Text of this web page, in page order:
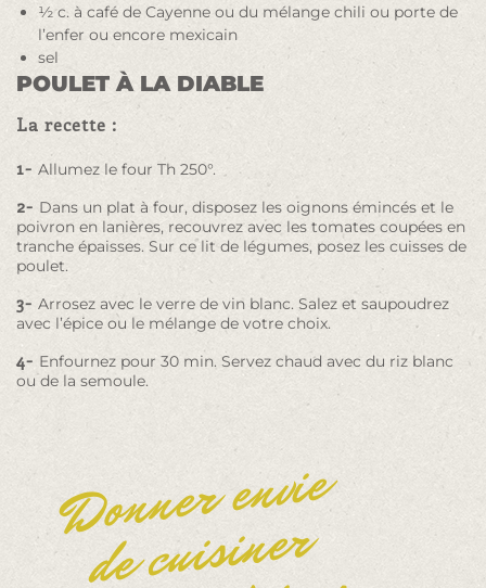
½ c. à café de Cayenne ou du mélange chili ou porte de
l’enfer ou encore mexicain
sel
POULET À LA DIABLE
La recette :
1- Allumez le four Th 250°.
2- Dans un plat à four, disposez les oignons émincés et le
poivron en lanières, recouvrez avec les tomates coupées en
tranche épaisses. Sur ce lit de légumes, posez les cuisses de
poulet.
3- Arrosez avec le verre de vin blanc. Salez et saupoudrez
avec l’épice ou le mélange de votre choix.
4- Enfournez pour 30 min. Servez chaud avec du riz blanc
ou de la semoule.
Donner envie
de cuisiner